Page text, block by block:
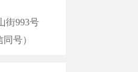
街993号
号）